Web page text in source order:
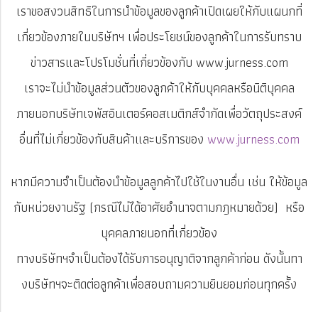
เราขอสงวนสิทธิในการนำข้อมูลของลูกค้าเปิดเผยให้กับแผนกที่
เกี่ยวข้องภายในบริษัทฯ เพื่อประโยชน์ของลูกค้าในการรับทราบ
ข่าวสารและโปรโมชั่นที่เกี่ยวข้องกับ www.jurness.com
เราจะไม่นำข้อมูลส่วนตัวของลูกค้าให้กับบุคคลหรือนิติบุคคล
ภายนอกบริษัทเจพัสอินเตอร์คอสเมติกส์จำกัดเพื่อวัตถุประสงค์
อื่นที่ไม่เกี่ยวข้องกับสินค้าและบริการของ www.jurness.com
หากมีความจำเป็นต้องนำข้อมูลลูกค้าไปใช้ในงานอื่น เช่น ให้ข้อมูล
กับหน่วยงานรัฐ (กรณีไม่ได้อาศัยอำนาจตามกฎหมายด้วย) หรือ
บุคคลภายนอกที่เกี่ยวข้อง
ทางบริษัทฯจำเป็นต้องได้รับการอนุญาติจากลูกค้าก่อน ดังนั้นทา
งบริษัทฯจะติดต่อลูกค้าเพื่อสอบถามความยินยอมก่อนทุกครั้ง